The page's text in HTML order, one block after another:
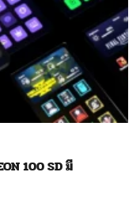
100 SD มี